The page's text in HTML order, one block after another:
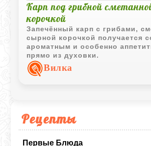
Рецепты
Первые Блюда
Карп под грибной
корочкой
Запечённый карп с грибами,
сырной корочкой получается
ароматным и особенно
прямо из духовки.
Вилка